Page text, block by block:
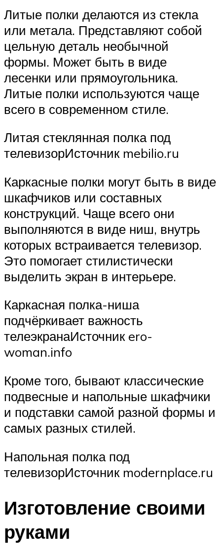
Литые полки делаются из стекла
или метала. Представляют собой
цельную деталь необычной
формы. Может быть в виде
лесенки или прямоугольника.
Литые полки используются чаще
всего в современном стиле.
Литая стеклянная полка под
телевизорИсточник mebilio.ru
Каркасные полки могут быть в виде
шкафчиков или составных
конструкций. Чаще всего они
выполняются в виде ниш, внутрь
которых встраивается телевизор.
Это помогает стилистически
выделить экран в интерьере.
Каркасная полка-ниша
подчёркивает важность
телеэкранаИсточник ero-
woman.info
Кроме того, бывают классические
подвесные и напольные шкафчики
и подставки самой разной формы и
самых разных стилей.
Напольная полка под
телевизорИсточник modernplace.ru
Изготовление своими
руками